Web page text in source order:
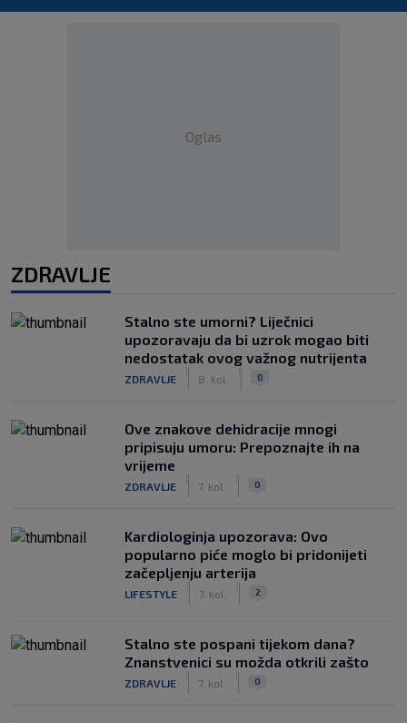
Oglas
ZDRAVLJE
Stalno ste umorni? Liječnici
upozoravaju da bi uzrok mogao biti
nedostatak ovog važnog nutrijenta
ZDRAVLJE 8. kol. 0
Ove znakove dehidracije mnogi
pripisuju umoru: Prepoznajte ih na
vrijeme
ZDRAVLJE 7. kol. 0
Kardiologinja upozorava: Ovo
popularno piće moglo bi pridonijeti
začepljenju arterija
LIFESTYLE 7. kol. 2
Stalno ste pospani tijekom dana?
Znanstvenici su možda otkrili zašto
ZDRAVLJE 7. kol. 0